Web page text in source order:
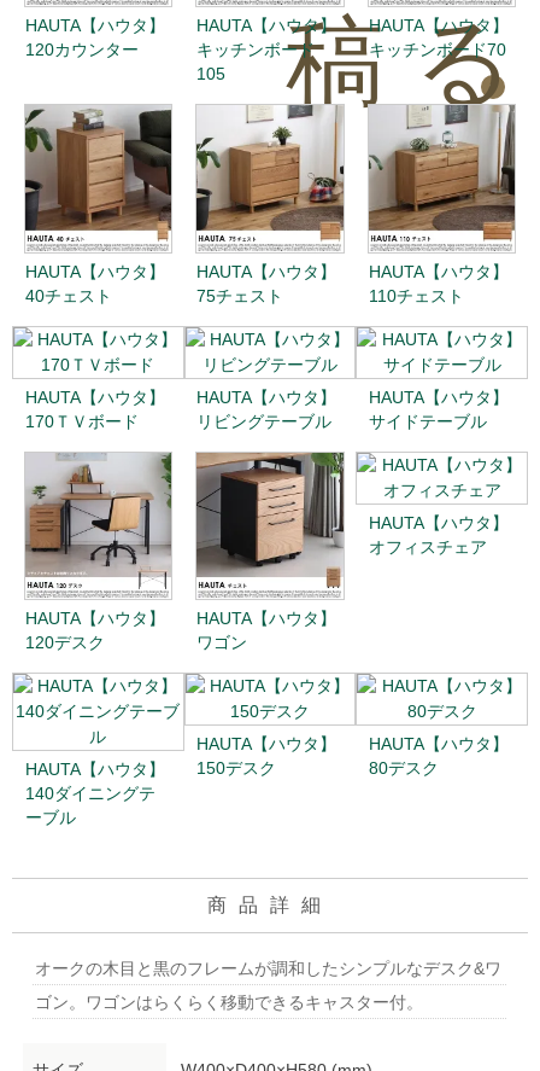
稿 る
0
HAUTA【ハウタ】
120カウンター
HAUTA【ハウタ】
キッチンボード
105
HAUTA【ハウタ】
キッチンボード70
HAUTA【ハウタ】
40チェスト
HAUTA【ハウタ】
75チェスト
HAUTA【ハウタ】
110チェスト
HAUTA【ハウタ】
170ＴＶボード
HAUTA【ハウタ】
リビングテーブル
HAUTA【ハウタ】
サイドテーブル
HAUTA【ハウタ】
120デスク
HAUTA【ハウタ】
ワゴン
HAUTA【ハウタ】
オフィスチェア
HAUTA【ハウタ】
140ダイニングテ
ーブル
HAUTA【ハウタ】
150デスク
HAUTA【ハウタ】
80デスク
商品詳細
オークの木目と黒のフレームが調和したシンプルなデスク&ワ
ゴン。ワゴンはらくらく移動できるキャスター付。